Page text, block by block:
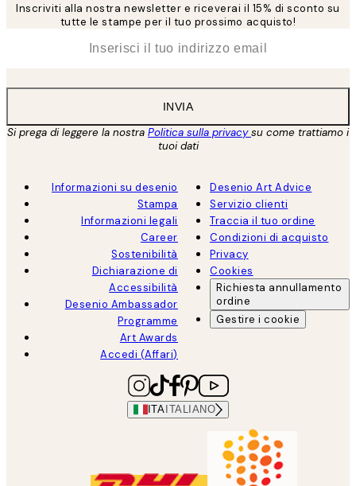
Inscriviti alla nostra newsletter e riceverai il 15% di sconto su
tutte le stampe per il tuo prossimo acquisto!
INVIA
Si prega di leggere la nostra Politica sulla privacysu come trattiamo i
tuoi dati
Informazioni su desenio
Stampa
Informazioni legali
Career
Sostenibilità
Dichiarazione di
Accessibilità
Desenio Ambassador
Programme
Art Awards
Accedi (Affari)
Desenio Art Advice
Servizio clienti
Traccia il tuo ordine
Condizioni di acquisto
Privacy
Cookies
Richiesta annullamento
ordine
Gestire i cookie
ITA ITALIANO